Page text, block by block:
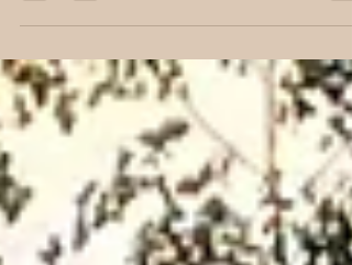
durften wir aufgrund der niedrigen Inzidenzen